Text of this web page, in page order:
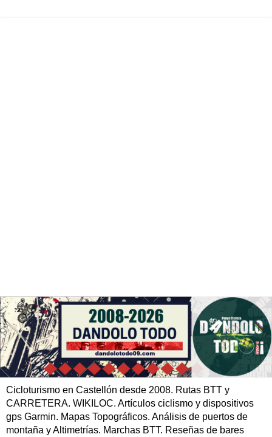
Cicloturismo en Castellón desde 2008. Rutas BTT y
CARRETERA. WIKILOC. Artículos ciclismo y dispositivos
gps Garmin. Mapas Topográficos. Análisis de puertos de
montaña y Altimetrías. Marchas BTT. Reseñas de bares